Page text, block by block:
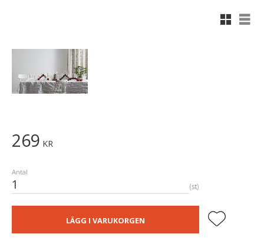
269 KR
Antal
st
LÄGG I VARUKORGEN Lägg till i